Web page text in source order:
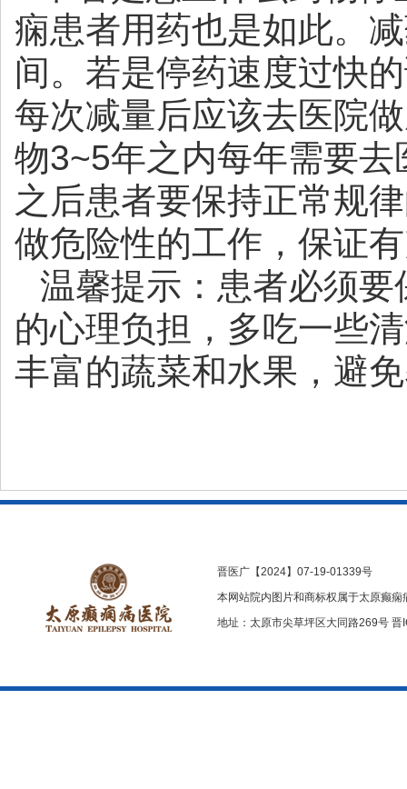
痫患者用药也是如此。
间。若是停药速度过快
每次减量后应该去医院
物3~5年之内每年需要
之后患者要保持正常规
做危险性的工作，保证
温馨提示：患者必须
的心理负担，多吃一些
丰富的蔬菜和水果，避
晋医广【2024】07-19-01339号
本网站院内图片和商标权属于太原癫
地址：太原市尖草坪区大同路269号 晋